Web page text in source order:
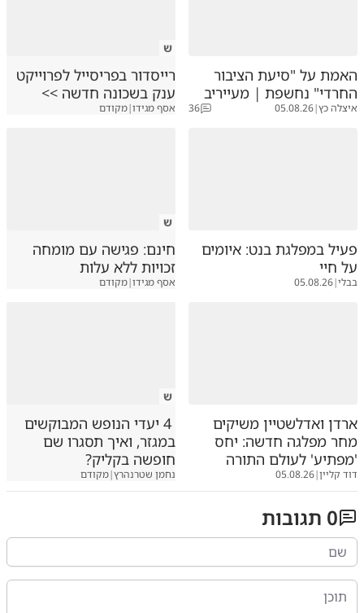
האמת על "סיעת הציבור
החרדי" נחשפת | מעייריב
איצלה כץ|
05.08.26
36
ש
רייסדור בפריסייל לפרוייקט
ענק בשכונה חדשה >>
אסף מגידו|מקודם
פעיל במפלגת בנט: איומים
על חיי
בבלי|
05.08.26
ש
חינם: פגישה עם מומחה
זכויות ללא עלות
אסף מגידו|מקודם
ארדן ואדלשטיין משיקים
מחר מפלגה חדשה: יחס
'מפתיע' לעולם התורה
דוד קליין|
05.08.26
ש
4 יעדי הנופש המבוקשים
במגזר, ואיך תסגרו שם
חופשה בקליק?
נחמן שטרנהרץ|מקודם
0 תגובות